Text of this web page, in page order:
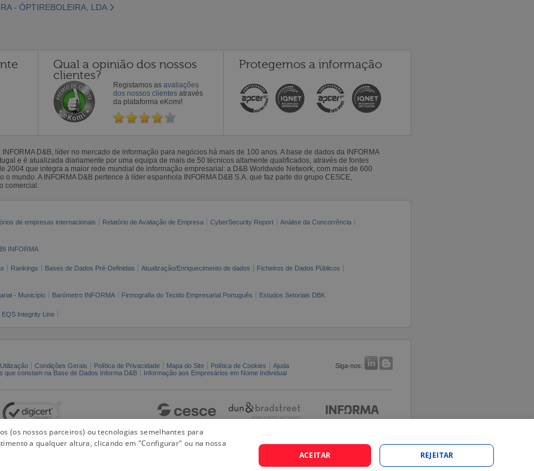
- ÓPTIREBOLEIRA, LDA
Qual a opinião dos nossos
clientes?
Registamos as avaliações
dos nossos clientes através
da plataforma eKomi!
Protegemos a informação
D&B, líder no mercado de informação para negócios há mais de 100 anos. A base de dados da INFORMA
e é atualizada diariamente por uma equipa de mais de 50 técnicos altamente qualificados, através de fontes
2004 que integra a maior rede mundial de informação empresarial: a D&B Worldwide Network, com mais de 600
mundo. A INFORMA D&B pertence à líder espanhola INFORMA D&B S.A. que faz parte do grupo CESCE,
comercial.
de empresas internacionais Relatório de Avaliação de Empresa CyberSecurity Report
Análise da Concorrência
INFORMA
Rankings Bases de Dados Pré-Definidas Atualização/Enriquecimento de dados
Ficheiros de Dados Públicos
- Município Barómetro INFORMA Firmografia do Tecido Empresarial Português Estudos Setoriais DBK
EQS Integrity Line
Condições Gerais Política de Privacidade Mapa do Site Política de Cookies Ajuda
Siga-nos:
que constam na Base de Dados Informa D&B
Informação aos Empresários em Nome Individual
(os nossos parceiros) ou tecnologias semelhantes para
a qualquer altura, clicando em "Configurar" ou na nossa
ACEITAR REJEITAR